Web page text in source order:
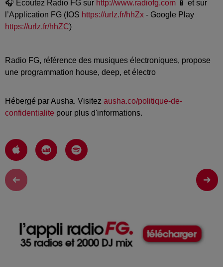
🎧 Ecoutez Radio FG sur http://www.radiofg.com 📱 et sur
l’Application FG (IOS https://urlz.fr/hhZx - Google Play
https://urlz.fr/hhZC)
Radio FG, référence des musiques électroniques, propose
une programmation house, deep, et électro
Hébergé par Ausha. Visitez ausha.co/politique-de-
confidentialite pour plus d'informations.